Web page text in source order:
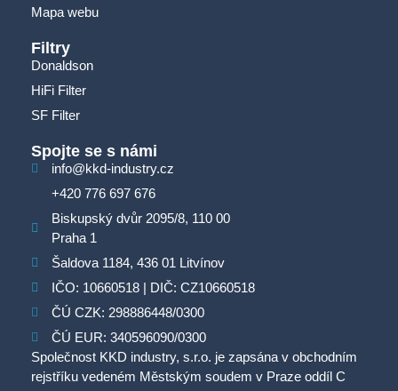
Mapa webu
Filtry
Donaldson
HiFi Filter
SF Filter
Spojte se s námi
info@kkd-industry.cz
+420 776 697 676
Biskupský dvůr 2095/8, 110 00
Praha 1
Šaldova 1184, 436 01 Litvínov
IČO: 10660518 | DIČ: CZ10660518
ČÚ CZK: 298886448/0300
ČÚ EUR: 340596090/0300
Společnost KKD industry, s.r.o. je zapsána v obchodním
rejstříku vedeném Městským soudem v Praze oddíl C